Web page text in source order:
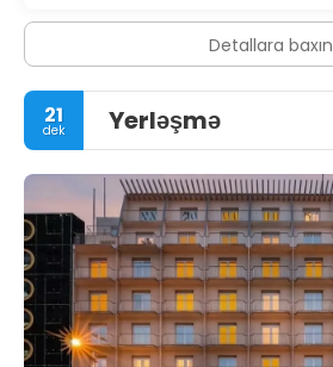
Detallara baxın
21
dek Yerləşmə